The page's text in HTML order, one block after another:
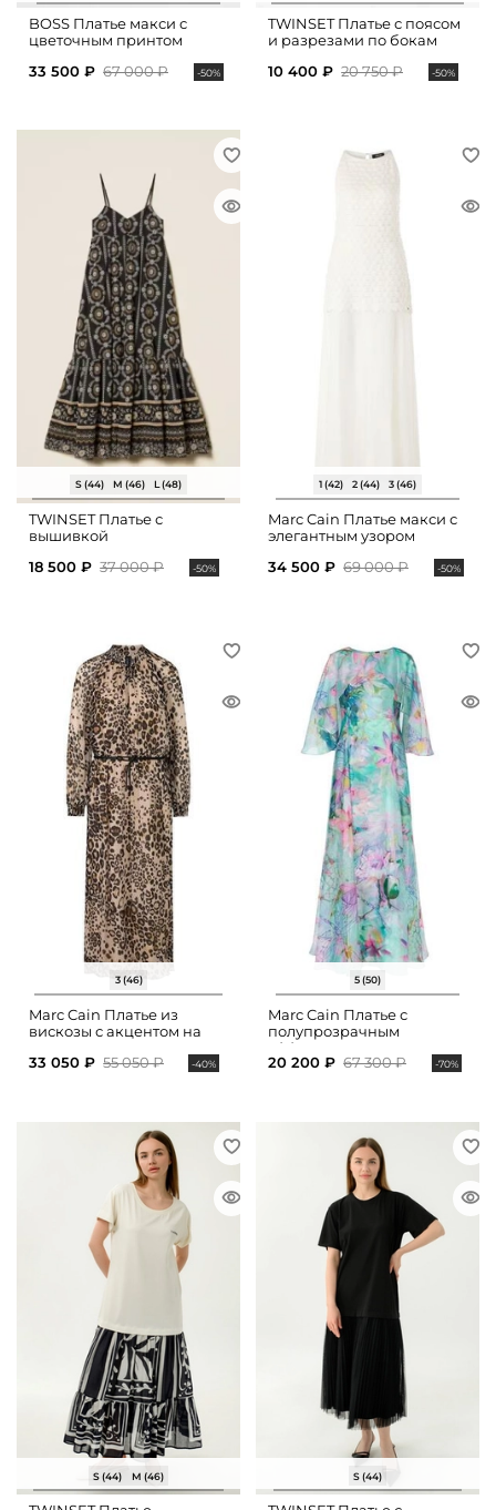
BOSS Платье макси с
цветочным принтом
33 500 ₽ 67 000 ₽ -50%
TWINSET Платье с поясом
и разрезами по бокам
10 400 ₽ 20 750 ₽ -50%
S (44) M (46) L (48)
TWINSET Платье с
вышивкой
18 500 ₽ 37 000 ₽ -50%
1 (42) 2 (44) 3 (46)
Marc Cain Платье макси с
элегантным узором
34 500 ₽ 69 000 ₽ -50%
3 (46)
Marc Cain Платье из
вискозы с акцентом на
33 050 ₽ 55 050 ₽ -40%
5 (50)
Marc Cain Платье с
полупрозрачным
эффектом
20 200 ₽ 67 300 ₽ -70%
S (44) M (46) S (44)